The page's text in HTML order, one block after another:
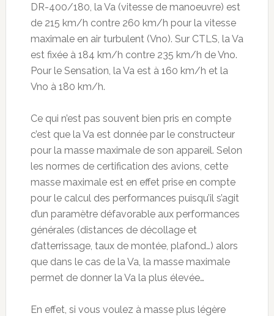
DR-400/180, la Va (vitesse de manoeuvre) est
de 215 km/h contre 260 km/h pour la vitesse
maximale en air turbulent (Vno). Sur CTLS, la Va
est fixée à 184 km/h contre 235 km/h de Vno.
Pour le Sensation, la Va est à 160 km/h et la
Vno à 180 km/h.
Ce qui n’est pas souvent bien pris en compte
c’est que la Va est donnée par le constructeur
pour la masse maximale de son appareil. Selon
les normes de certification des avions, cette
masse maximale est en effet prise en compte
pour le calcul des performances puisqu’il s’agit
d’un paramètre défavorable aux performances
générales (distances de décollage et
d’atterrissage, taux de montée, plafond…) alors
que dans le cas de la Va, la masse maximale
permet de donner la Va la plus élevée…
En effet, si vous voulez à masse plus légère